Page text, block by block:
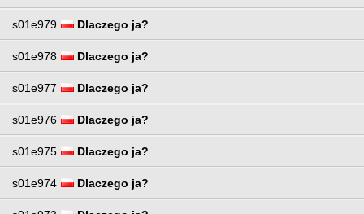
s01e979 Dlaczego ja?
s01e978 Dlaczego ja?
s01e977 Dlaczego ja?
s01e976 Dlaczego ja?
s01e975 Dlaczego ja?
s01e974 Dlaczego ja?